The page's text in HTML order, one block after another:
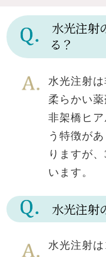
水光注射
る？
水光注射
柔らかい薬
非架橋ヒ
う特徴が
りますが
います。
水光注射
水光注射